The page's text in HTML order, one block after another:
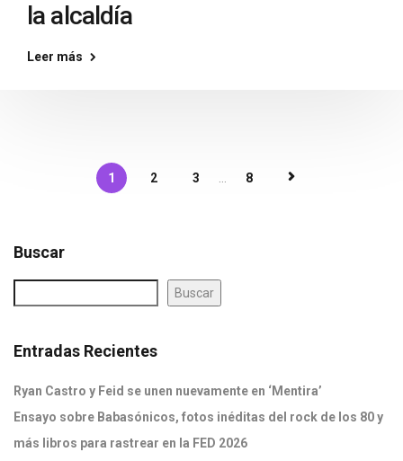
la alcaldía
Leer más
1 2 3 8
Buscar
Buscar
Entradas Recientes
Ryan Castro y Feid se unen nuevamente en ‘Mentira’
Ensayo sobre Babasónicos, fotos inéditas del rock de los 80 y
más libros para rastrear en la FED 2026